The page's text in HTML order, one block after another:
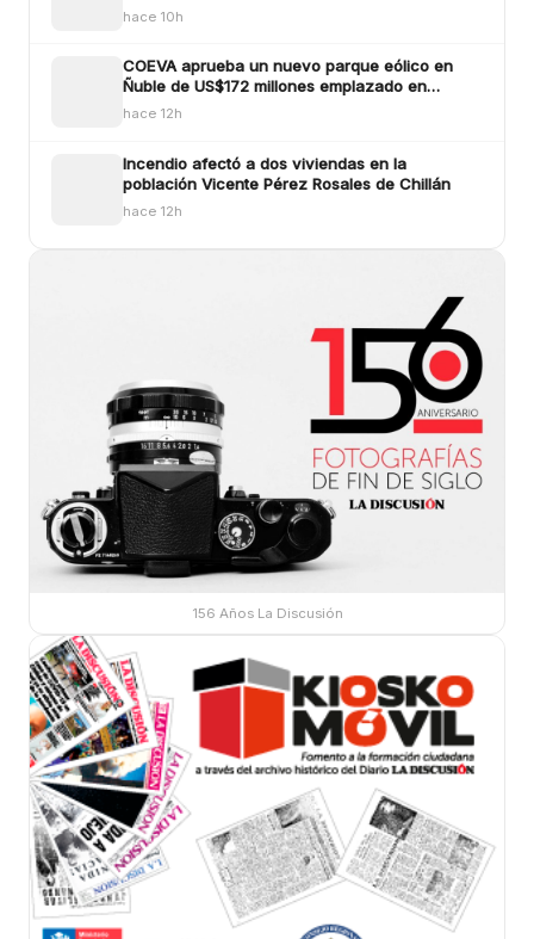
hace 10h
COEVA aprueba un nuevo parque eólico en
Ñuble de US$172 millones emplazado en
Ñiquén y San Carlos
hace 12h
Incendio afectó a dos viviendas en la
población Vicente Pérez Rosales de Chillán
hace 12h
156 Años La Discusión